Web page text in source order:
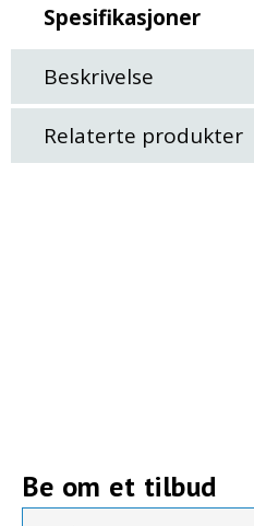
Spesifikasjoner
Beskrivelse
Relaterte produkter
Be om et tilbud